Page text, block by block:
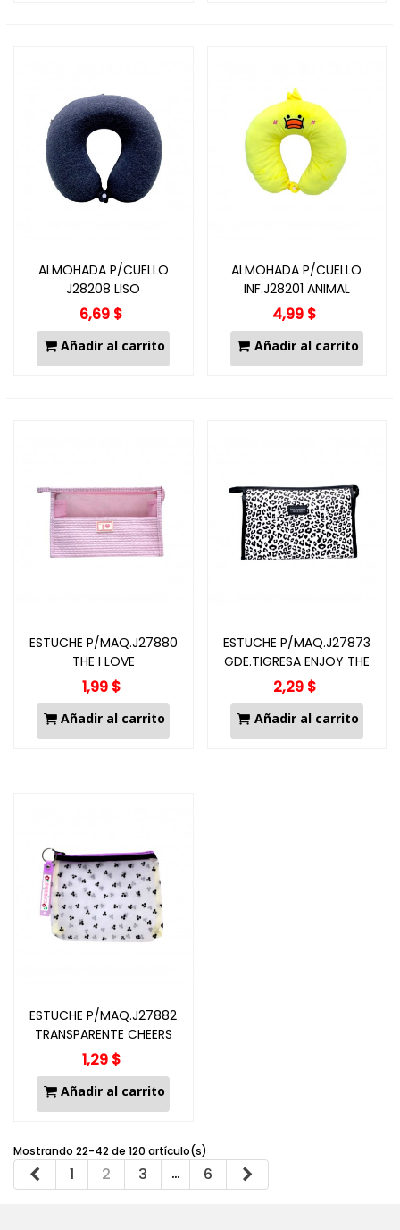
ALMOHADA P/CUELLO
J28208 LISO
6,69 $
Añadir al carrito
ALMOHADA P/CUELLO
INF.J28201 ANIMAL
4,99 $
Añadir al carrito
ESTUCHE P/MAQ.J27880
THE I LOVE
1,99 $
Añadir al carrito
ESTUCHE P/MAQ.J27873
GDE.TIGRESA ENJOY THE
MOMENT
2,29 $
Añadir al carrito
ESTUCHE P/MAQ.J27882
TRANSPARENTE CHEERS
1,29 $
Añadir al carrito
Mostrando 22-42 de 120 artículo(s)
Anterior
1 2 3 … 6